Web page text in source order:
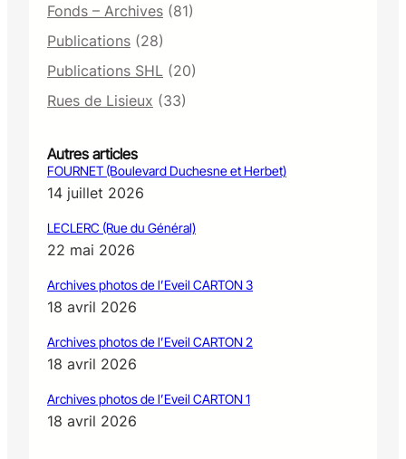
Fonds – Archives (81)
Publications (28)
Publications SHL (20)
Rues de Lisieux (33)
Autres articles
FOURNET (Boulevard Duchesne et Herbet)
14 juillet 2026
LECLERC (Rue du Général)
22 mai 2026
Archives photos de l’Eveil CARTON 3
18 avril 2026
Archives photos de l’Eveil CARTON 2
18 avril 2026
Archives photos de l’Eveil CARTON 1
18 avril 2026